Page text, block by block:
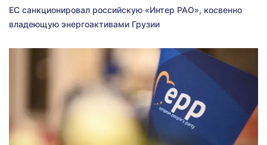
ЕС санкционировал российскую «Интер РАО», косвенно
владеющую энергоактивами Грузии